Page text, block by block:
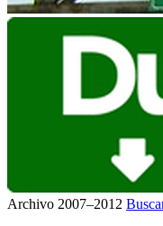
Archivo 2007–2012